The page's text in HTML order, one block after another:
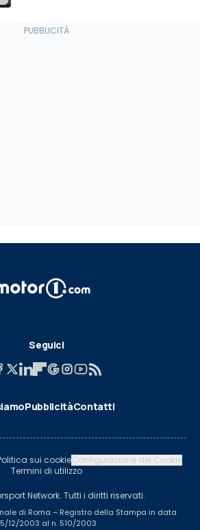
Seguici
PubblicitàContatti
sui cookieConfigurazione dei Cookie
Termini di utilizzo
Network. Tutti i diritti riservati.
di Roma – Registro della Stampa in data
12/2003 al n. 510/2003